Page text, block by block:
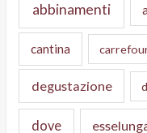
abbinamenti
cantina
degustazione
dove